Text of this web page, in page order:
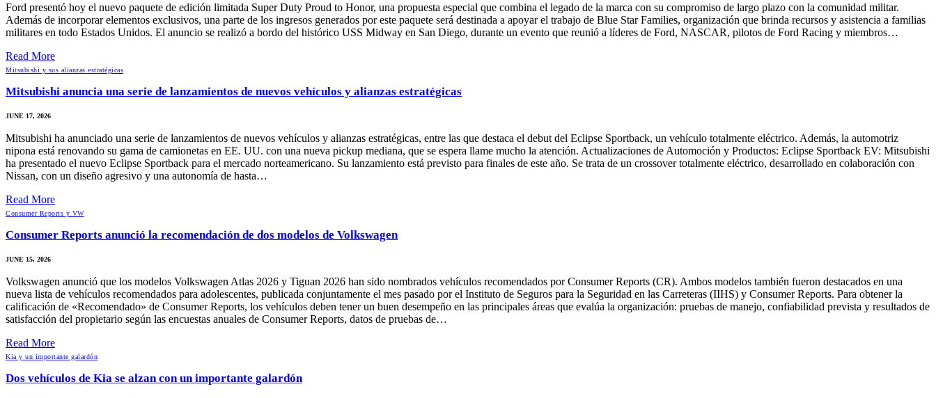
Ford presentó hoy el nuevo paquete de edición limitada Super Duty Proud to Honor, una propuesta especial que combina el legado de la marca con su compromiso de largo plazo con la comunidad militar.
Además de incorporar elementos exclusivos, una parte de los ingresos generados por este paquete será destinada a apoyar el trabajo de Blue Star Families, organización que brinda recursos y asistencia a familias
militares en todo Estados Unidos. El anuncio se realizó a bordo del histórico USS Midway en San Diego, durante un evento que reunió a líderes de Ford, NASCAR, pilotos de Ford Racing y miembros…
Read More
Mitsubishi y sus alianzas estratégicas
Mitsubishi anuncia una serie de lanzamientos de nuevos vehículos y alianzas estratégicas
JUNE 17, 2026
Mitsubishi ha anunciado una serie de lanzamientos de nuevos vehículos y alianzas estratégicas, entre las que destaca el debut del Eclipse Sportback, un vehículo totalmente eléctrico. Además, la automotriz
nipona está renovando su gama de camionetas en EE. UU. con una nueva pickup mediana, que se espera llame mucho la atención. Actualizaciones de Automoción y Productos: Eclipse Sportback EV: Mitsubishi
ha presentado el nuevo Eclipse Sportback para el mercado norteamericano. Su lanzamiento está previsto para finales de este año. Se trata de un crossover totalmente eléctrico, desarrollado en colaboración con
Nissan, con un diseño agresivo y una autonomía de hasta…
Read More
Consumer Reports y VW
Consumer Reports anunció la recomendación de dos modelos de Volkswagen
JUNE 15, 2026
Volkswagen anunció que los modelos Volkswagen Atlas 2026 y Tiguan 2026 han sido nombrados vehículos recomendados por Consumer Reports (CR). Ambos modelos también fueron destacados en una
nueva lista de vehículos recomendados para adolescentes, publicada conjuntamente el mes pasado por el Instituto de Seguros para la Seguridad en las Carreteras (IIHS) y Consumer Reports. Para obtener la
calificación de «Recomendado» de Consumer Reports, los vehículos deben tener un buen desempeño en las principales áreas que evalúa la organización: pruebas de manejo, confiabilidad prevista y resultados de
satisfacción del propietario según las encuestas anuales de Consumer Reports, datos de pruebas de…
Read More
Kia y un importante galardón
Dos vehículos de Kia se alzan con un importante galardón